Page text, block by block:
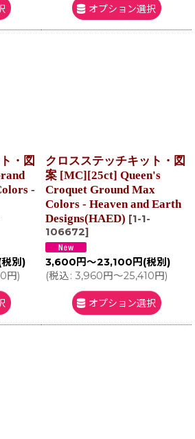
オプション選択
・図
-
税別)
円)
クロスステッチキット・図
案 [MC][25ct] Queen's
Croquet Ground Max
Colors - Heaven and Earth
Designs(HAED) [1-1-
106672]
3,600 円～23,100 円 (税別)
(税込: 3,960円～25,410円)
オプション選択